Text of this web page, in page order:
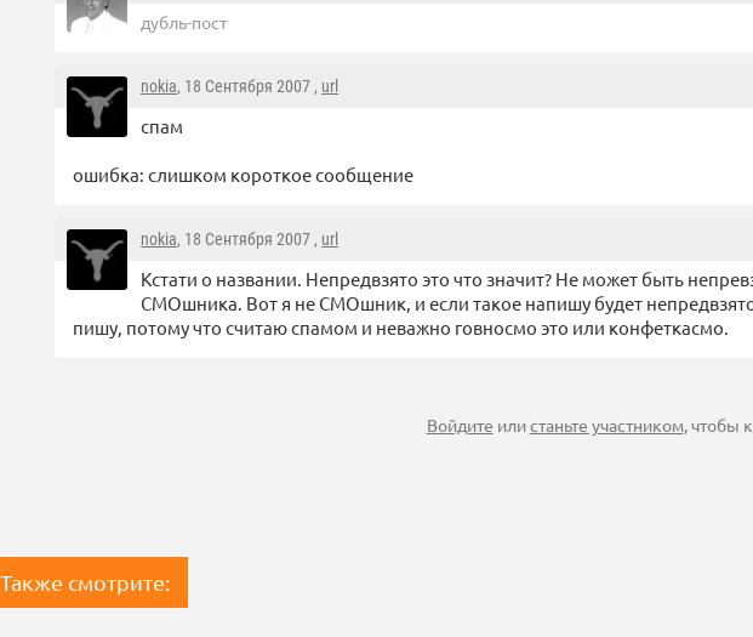
дубль-пост
nokia, 18 Сентября 2007 , url
спам
ошибка: слишком короткое сообщение
nokia, 18 Сентября 2007 , url
Кстати о названии. Непредвзято это что значит? Не может быть
СМОшника. Вот я не СМОшник, и если такое напишу будет
пишу, потому что считаю спамом и неважно говносмо это или конфеткасмо.
Войдите илистаньте участником, чтобы
Также смотрите: